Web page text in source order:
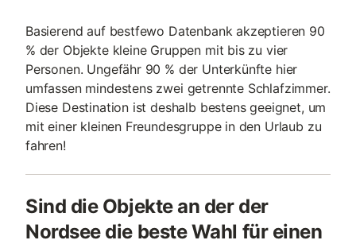
Basierend auf bestfewo Datenbank akzeptieren 90
% der Objekte kleine Gruppen mit bis zu vier
Personen. Ungefähr 90 % der Unterkünfte hier
umfassen mindestens zwei getrennte Schlafzimmer.
Diese Destination ist deshalb bestens geeignet, um
mit einer kleinen Freundesgruppe in den Urlaub zu
fahren!
Sind die Objekte an der der
Nordsee die beste Wahl für einen